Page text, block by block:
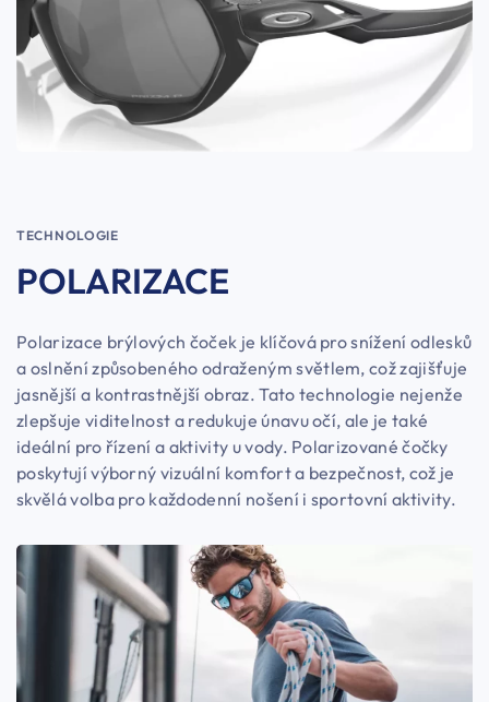
TECHNOLOGIE
POLARIZACE
Polarizace brýlových čoček je klíčová pro snížení odlesků
a oslnění způsobeného odraženým světlem, což zajišťuje
jasnější a kontrastnější obraz. Tato technologie nejenže
zlepšuje viditelnost a redukuje únavu očí, ale je také
ideální pro řízení a aktivity u vody. Polarizované čočky
poskytují výborný vizuální komfort a bezpečnost, což je
skvělá volba pro každodenní nošení i sportovní aktivity.